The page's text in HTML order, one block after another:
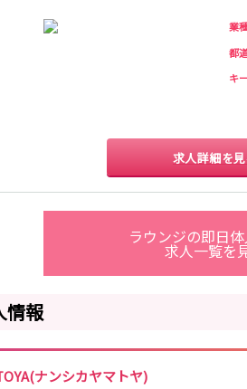
業
都
キ
求人詳細を見
ラウンジの即日
求人一覧を
情報
ナンシカヤマトヤ)
布施駅
八尾駅
近鉄奈良駅 布施駅
紀和駅